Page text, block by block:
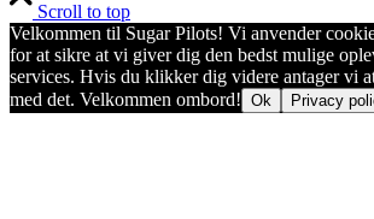
Scroll to top
Velkommen til Sugar Pilots! Vi anvender
for at sikre at vi giver dig den bedst mulige
services. Hvis du klikker dig videre antager vi
med det. Velkommen ombord! Ok Privacy